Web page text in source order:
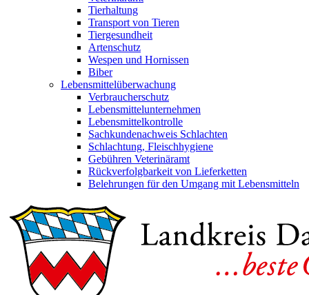
Tierhaltung
Transport von Tieren
Tiergesundheit
Artenschutz
Wespen und Hornissen
Biber
Lebensmittelüberwachung
Verbraucherschutz
Lebensmittelunternehmen
Lebensmittelkontrolle
Sachkundenachweis Schlachten
Schlachtung, Fleischhygiene
Gebühren Veterinäramt
Rückverfolgbarkeit von Lieferketten
Belehrungen für den Umgang mit Lebensmitteln